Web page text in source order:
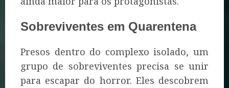
Sobreviventes em Quarentena
Presos dentro do complexo isolado, um
grupo de sobreviventes precisa se unir
para escapar do horror. Eles descobrem